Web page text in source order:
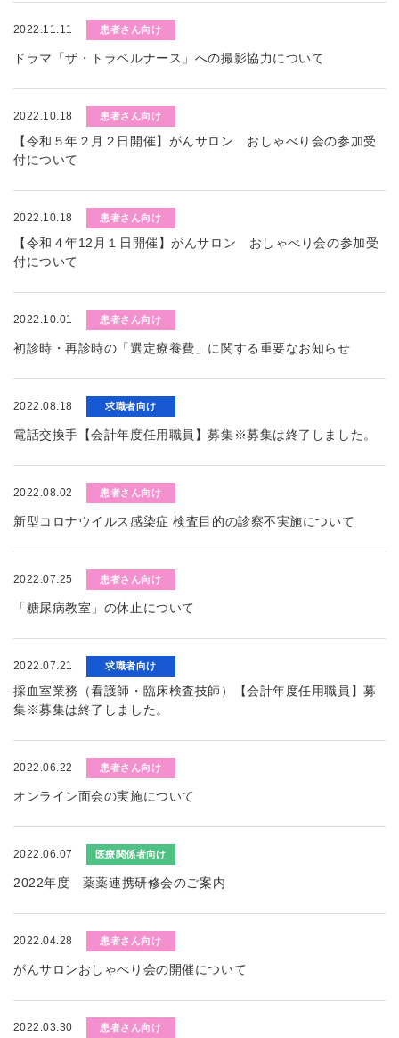
2022.11.11 患者さん向け
ドラマ「ザ・トラベルナース」への撮影協力について
2022.10.18 患者さん向け
【令和５年２月２日開催】がんサロン おしゃべり会の参加受
付について
2022.10.18 患者さん向け
【令和４年12月１日開催】がんサロン おしゃべり会の参加受
付について
2022.10.01 患者さん向け
初診時・再診時の「選定療養費」に関する重要なお知らせ
2022.08.18 求職者向け
電話交換手【会計年度任用職員】募集※募集は終了しました。
2022.08.02 患者さん向け
新型コロナウイルス感染症 検査目的の診察不実施について
2022.07.25 患者さん向け
「糖尿病教室」の休止について
2022.07.21 求職者向け
採血室業務（看護師・臨床検査技師）【会計年度任用職員】募
集※募集は終了しました。
2022.06.22 患者さん向け
オンライン面会の実施について
2022.06.07 医療関係者向け
2022年度 薬薬連携研修会のご案内
2022.04.28 患者さん向け
がんサロンおしゃべり会の開催について
2022.03.30 患者さん向け